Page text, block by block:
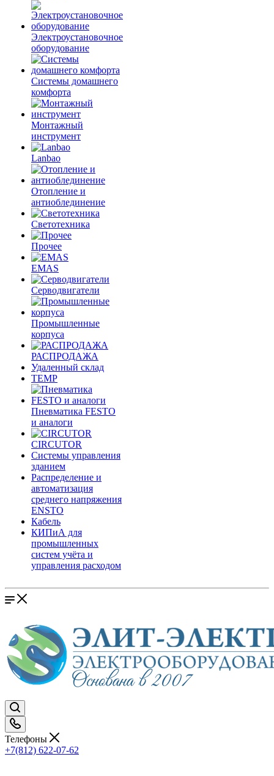
Электроустановочное
оборудование
Системы домашнего
комфорта
Монтажный
инструмент
Lanbao
Отопление и
антиоблединение
Светотехника
Прочее
EMAS
Cерводвигатели
Промышленные
корпуса
РАСПРОДАЖА
Удаленный склад
TEMP
Пневматика FESTO
и аналоги
CIRCUTOR
Системы управления
зданием
Распределение и
автоматизация
среднего напряжения
ENSTO
Кабель
КИПиА для
промышленных
систем учёта и
управления расходом
Телефоны
+7(812) 622-07-62